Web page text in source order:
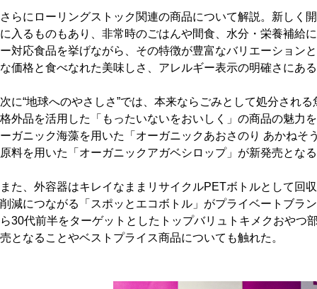
さらにローリングストック関連の商品について解説。新しく
に入るものもあり、非常時のごはんや間食、水分・栄養補給
ー対応食品を挙げながら、その特徴が豊富なバリエーション
な価格と食べなれた美味しさ、アレルギー表示の明確さにあ
次に“地球へのやさしさ”では、本来ならごみとして処分され
格外品を活用した「もったいないをおいしく」の商品の魅力
ーガニック海藻を用いた「オーガニックあおさのり あかねそ
原料を用いた「オーガニックアガベシロップ」が新発売と
また、外容器はキレイなままリサイクルPETボトルとして回
削減につながる「スポッとエコボトル」がプライベートブラ
ら30代前半をターゲットとしたトップバリュトキメクおやつ
売となることやベストプライス商品についても触れた。